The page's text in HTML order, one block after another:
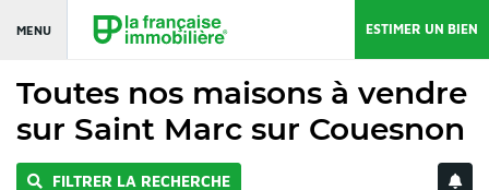
MENU ESTIMER UN BIEN
Toutes nos maisons à vendre
sur Saint Marc sur Couesnon
FILTRER LA RECHERCHE